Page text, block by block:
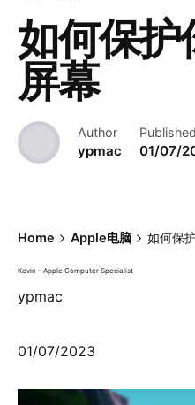
如何保护
屏幕
Author
ypmac
Published
01/07/
Home Apple电脑 如何保
Kevin – Apple Computer Specialist
ypmac
01/07/2023